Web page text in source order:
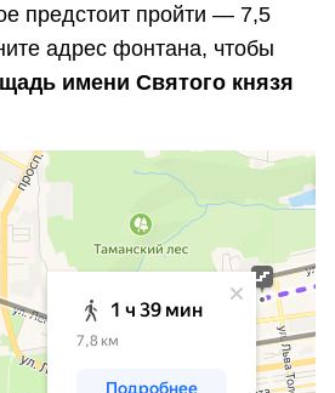
предстоит пройти — 7,5
адрес фонтана, чтобы
имени Святого князя
Ставрополя — Яндекс Карты